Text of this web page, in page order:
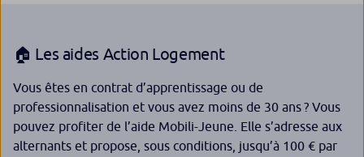
🏠 Les aides Action Logement
Vous êtes en contrat d’apprentissage ou de
professionnalisation et vous avez moins de 30 ans ? Vous
pouvez profiter de l’aide Mobili-Jeune. Elle s’adresse aux
alternants et propose, sous conditions, jusqu’à 100 € par